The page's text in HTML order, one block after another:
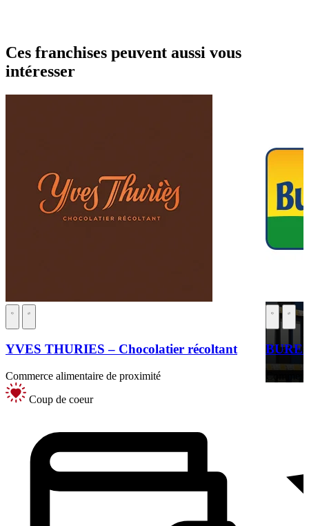
Ces franchises peuvent aussi vous
intéresser
YVES THURIES – Chocolatier récoltant
Commerce alimentaire de proximité
Coup de coeur